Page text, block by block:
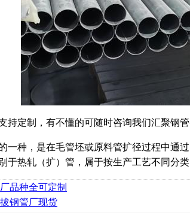
持定制，有不懂的可随时咨询我们汇聚钢管
一种，是在毛管坯或原料管扩径过程中通
于热轧（扩）管，属于按生产工艺不同分类
品种全可定制
钢管厂现货